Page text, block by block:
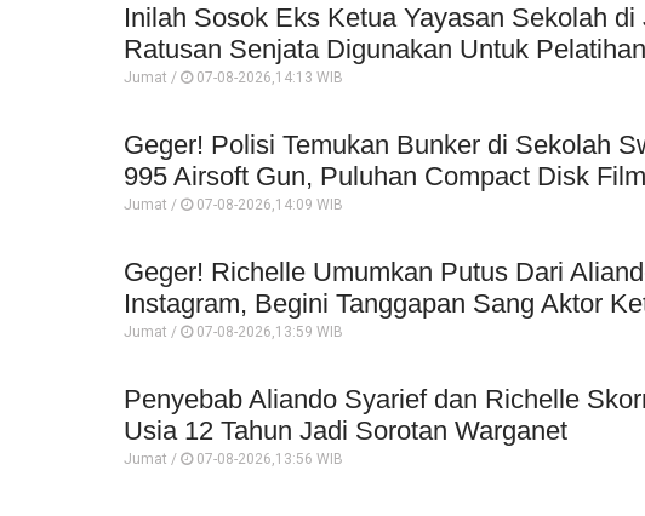
Inilah Sosok Eks Ketua Yayasan Sekolah
Ratusan Senjata Digunakan Untuk
Jumat / 07-08-2026,14:13 WIB
Geger! Polisi Temukan Bunker di Sekolah
995 Airsoft Gun, Puluhan Compact Disk
Jumat / 07-08-2026,14:09 WIB
Geger! Richelle Umumkan Putus Dari
Instagram, Begini Tanggapan Sang Aktor
Jumat / 07-08-2026,13:59 WIB
Penyebab Aliando Syarief dan Richelle
Usia 12 Tahun Jadi Sorotan Warganet
Jumat / 07-08-2026,13:56 WIB